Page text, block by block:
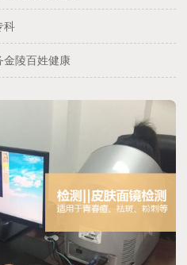
科
金陵百姓健康